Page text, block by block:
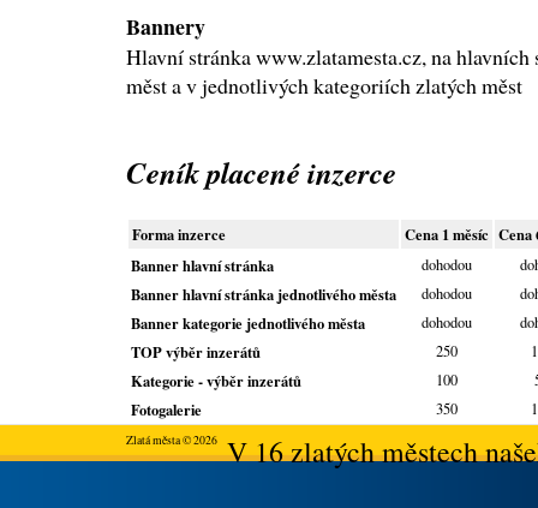
Bannery
Hlavní stránka www.zlatamesta.cz, na
měst a v jednotlivých kategoriích zlatých měst
Ceník placené inzerce
Forma inzerce Cena 1 měsíc Cena
Banner hlavní stránka
dohodou
Banner hlavní stránka jednotlivého města dohodou
Banner kategorie jednotlivého města dohodou
TOP výběr inzerátů 250
Kategorie - výběr inzerátů 100
Fotogalerie 350
Zlatá města © 2026V 16 zlatých městech